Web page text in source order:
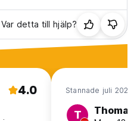
Var detta till hjälp?
4.0 Stannade juli 2026
T Thomas